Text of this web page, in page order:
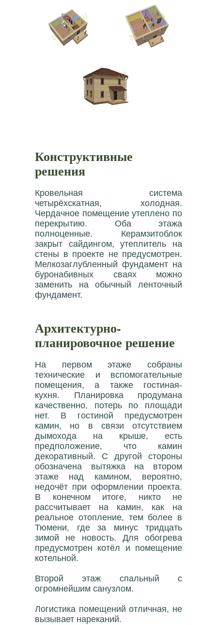
Конструктивные
решения
Кровельная система
четырёхскатная, холодная.
Чердачное помещение утеплено по
перекрытию. Оба этажа
полноценные. Керамзитоблок
закрыт сайдингом, утеплитель на
стены в проекте не предусмотрен.
Мелкозаглубленный фундамент на
буронабивных сваях можно
заменить на обычный ленточный
фундамент.
Архитектурно-
планировочное решение
На первом этаже собраны
технические и вспомогательные
помещения, а также гостиная-
кухня. Планировка продумана
качественно, потерь по площади
нет. В гостиной предусмотрен
камин, но в связи отсутствием
дымохода на крыше, есть
предположение, что камин
декоративный. С другой стороны
обозначена вытяжка на втором
этаже над камином, вероятно,
недочёт при оформлении проекта.
В конечном итоге, никто не
рассчитывает на камин, как на
реальное отопление, тем более в
Тюмени, где за минус тридцать
зимой не новость. Для обогрева
предусмотрен котёл и помещение
котельной.
Второй этаж спальный с
огромнейшим санузлом.
Логистика помещений отличная, не
вызывает нареканий.